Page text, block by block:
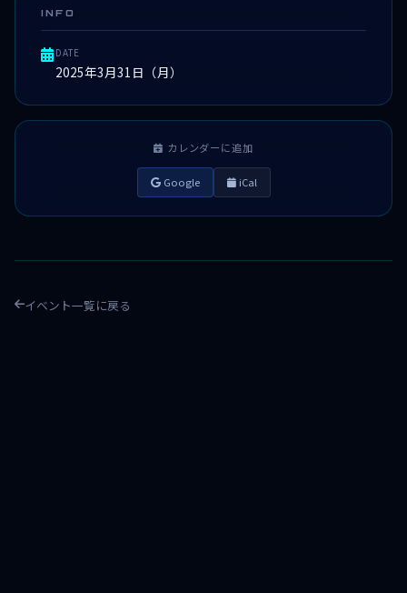
INFO
DATE
2025年3月31日（月）
カレンダーに追加
Google iCal
イベント一覧に戻る